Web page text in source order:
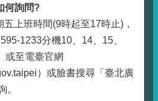
何詢問?
上班時間(9時起至17時止)，
1233分機10、14、15、
或至電臺官網
）或臉書搜尋「臺北廣
。